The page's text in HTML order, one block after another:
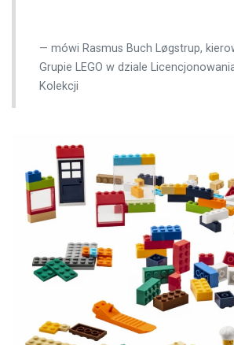
mówi Rasmus Buch Løgstrup,
Grupie LEGO w dziale
Kolekcji